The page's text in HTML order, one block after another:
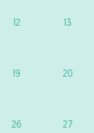
12 13
19 20
26 27